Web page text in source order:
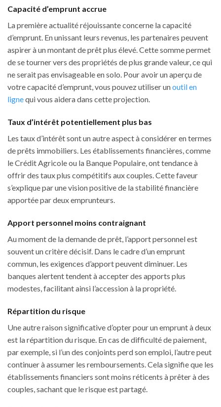
Capacité d’emprunt accrue
La première actualité réjouissante concerne la capacité
d’emprunt. En unissant leurs revenus, les partenaires peuvent
aspirer à un montant de prêt plus élevé. Cette somme permet
de se tourner vers des propriétés de plus grande valeur, ce qui
ne serait pas envisageable en solo. Pour avoir un aperçu de
votre capacité d’emprunt, vous pouvez utiliser unoutil en
lignequi vous aidera dans cette projection.
Taux d’intérêt potentiellement plus bas
Les taux d’intérêt sont un autre aspect à considérer en termes
de prêts immobiliers. Les établissements financières, comme
le Crédit Agricole ou la Banque Populaire, ont tendance à
offrir des taux plus compétitifs aux couples. Cette faveur
s’explique par une vision positive de la stabilité financière
apportée par deux emprunteurs.
Apport personnel moins contraignant
Au moment de la demande de prêt, l’apport personnel est
souvent un critère décisif. Dans le cadre d’un emprunt
commun, les exigences d’apport peuvent diminuer. Les
banques alertent tendent à accepter des apports plus
modestes, facilitant ainsi l’accession à la propriété.
Répartition du risque
Une autre raison significative d’opter pour un emprunt à deux
est la répartition du risque. En cas de difficulté de paiement,
par exemple, si l’un des conjoints perd son emploi, l’autre peut
continuer à assumer les remboursements. Cela signifie que les
établissements financiers sont moins réticents à prêter à des
couples, sachant que le risque est partagé.